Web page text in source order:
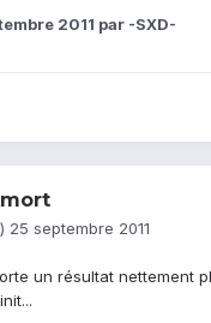
2011 par -SXD-
25 septembre 2011
un résultat nettement